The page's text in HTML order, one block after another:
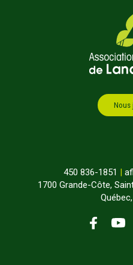
Nous
450 836-1851 |
1700 Grande-Côte,